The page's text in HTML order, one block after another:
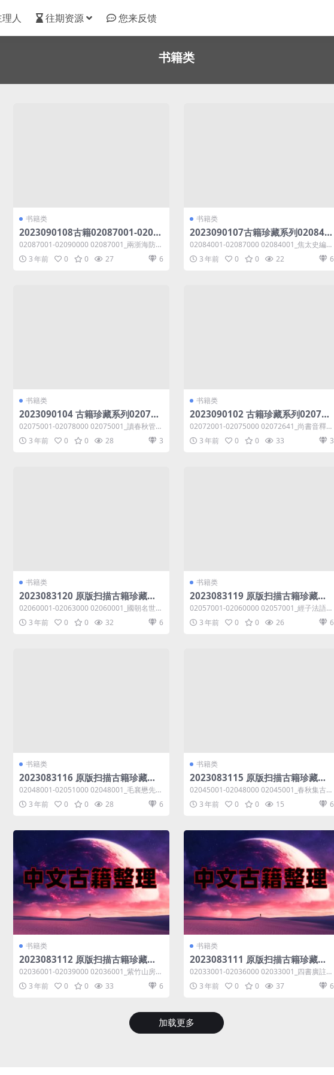
人 往期资源 您来反馈
书籍类
书籍类
2023090108古籍02087001-0209
0000共7.01GB 兩浙海防類考續編
七_範淶撰等
02087001-02090000 02087001_兩浙海防類
考續編七_範淶撰...
3 年前 0 0 27 6
书籍类
2023090107古籍珍藏系列020840
01-02087000共8.06GB 焦太史編輯
國朝獻徵錄三十二_焦竑輯等
02084001-02087000 02084001_焦太史編輯
國朝獻徵錄三十二...
3 年前 0 0 22 6
书籍类
2023090104 古籍珍藏系列020750
01-02078000共887MB 讀春秋管見
三_羅典撰等
02075001-02078000 02075001_讀春秋管見
三_羅典撰.dj...
3 年前 0 0 28 3
书籍类
2023090102 古籍珍藏系列020720
01-02075000共1.00GB 尚書音釋_
元鄒季友撰等
02072001-02075000 02072641_尚書音釋_
元鄒季友撰.dj...
3 年前 0 0 33 3
书籍类
2023083120 原版扫描古籍珍藏系
列编号02060001-02063000共7.31
GB
02060001-02063000 02060001_國朝名世類
苑五_凌迪知輯....
3 年前 0 0 32 6
书籍类
2023083119 原版扫描古籍珍藏系
列编号02057001-02060000共8.23
GB
02057001-02060000 02057001_經子法語二
_洪邁輯.djv...
3 年前 0 0 26 6
书籍类
2023083116 原版扫描古籍珍藏系
列编号02048001-02051000共7.62
GB
02048001-02051000 02048001_毛襄懋先生
奏議八_毛伯溫撰...
3 年前 0 0 28 6
书籍类
2023083115 原版扫描古籍珍藏系
列编号02045001-02048000共7.71
GB
02045001-02048000 02045001_春秋集古傳
註十_郜坦撰.d...
3 年前 0 0 15 6
书籍类
2023083112 原版扫描古籍珍藏系
列编号02036001-02039000共7.11
GB
02036001-02039000 02036001_紫竹山房詩
集六_陳兆崙撰....
3 年前 0 0 33 6
书籍类
2023083111 原版扫描古籍珍藏系
列编号02033001-02036000共7.06
GB
02033001-02036000 02033001_四書廣註十
四_張謙宜輯.d...
3 年前 0 0 37 6
加载更多